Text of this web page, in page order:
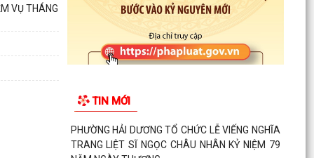
VỤ THÁNG
TIN MỚI
PHƯỜNG HẢI DƯƠNG THAM DỰ HỘI NGHỊ TOÀN
QUỐC NGHIÊN CỨU, HỌC TẬP, QUÁN TRIỆT VÀ
TRIỂN KHAI THỰC HIỆN...
ngày 02/8/2026)
PHƯỜNG HẢI DƯƠNG TỔ CHỨC LỄ VIẾNG NGHĨA
TRANG LIỆT SĨ NGỌC CHÂU NHÂN KỶ NIỆM 79